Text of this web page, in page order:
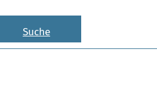
Suche